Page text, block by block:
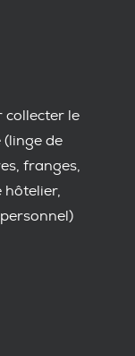
collecter le
(linge de
franges,
hôtelier,